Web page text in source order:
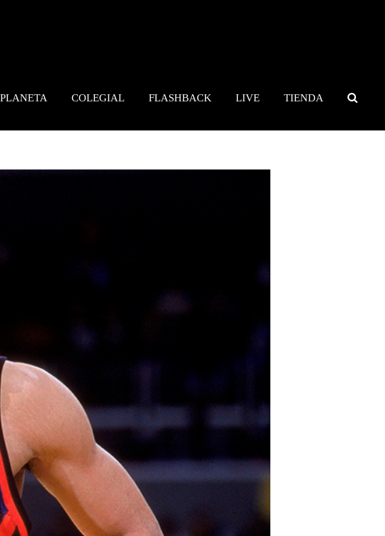
PLANETA COLEGIAL FLASHBACK LIVE TIENDA